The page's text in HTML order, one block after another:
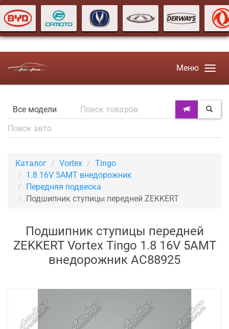
Меню
Каталог Vortex
Tingo
1.8 16V 5AMT внедорожник
Передняя подвеска
Подшипник ступицы передней ZEKKERT
Подшипник ступицы передней
ZEKKERT Vortex Tingo 1.8 16V 5AMT
внедорожник AC88925